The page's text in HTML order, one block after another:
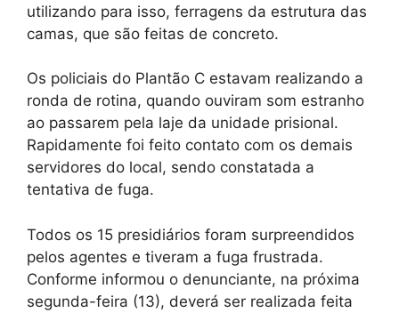
utilizando para isso, ferragens da estrutura das
camas, que são feitas de concreto.
Os policiais do Plantão C estavam realizando a
ronda de rotina, quando ouviram som estranho
ao passarem pela laje da unidade prisional.
Rapidamente foi feito contato com os demais
servidores do local, sendo constatada a
tentativa de fuga.
Todos os 15 presidiários foram surpreendidos
pelos agentes e tiveram a fuga frustrada.
Conforme informou o denunciante, na próxima
segunda-feira (13), deverá ser realizada feita